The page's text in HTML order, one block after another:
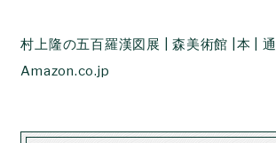
村上隆の五百羅漢図展 | 森美術館 |本 |
Amazon.co.jp